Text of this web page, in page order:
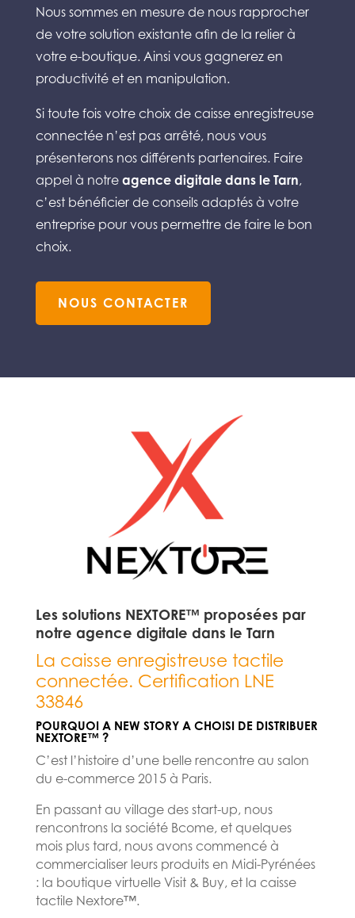
Nous sommes en mesure de nous rapprocher
de votre solution existante afin de la relier à
votre e-boutique. Ainsi vous gagnerez en
productivité et en manipulation.
Si toute fois votre choix de caisse enregistreuse
connectée n’est pas arrêté, nous vous
présenterons nos différents partenaires. Faire
appel à notre agence digitale dans le Tarn,
c’est bénéficier de conseils adaptés à votre
entreprise pour vous permettre de faire le bon
choix.
NOUS CONTACTER
Les solutions NEXTORE™ proposées par
notre agence digitale dans le Tarn
La caisse enregistreuse tactile
connectée. Certification LNE
33846
POURQUOI A NEW STORY A CHOISI DE DISTRIBUER
NEXTORE™ ?
C’est l’histoire d’une belle rencontre au salon
du e-commerce 2015 à Paris.
En passant au village des start-up, nous
rencontrons la société Bcome, et quelques
mois plus tard, nous avons commencé à
commercialiser leurs produits en Midi-Pyrénées
: la boutique virtuelle Visit & Buy, et la caisse
tactile Nextore™.